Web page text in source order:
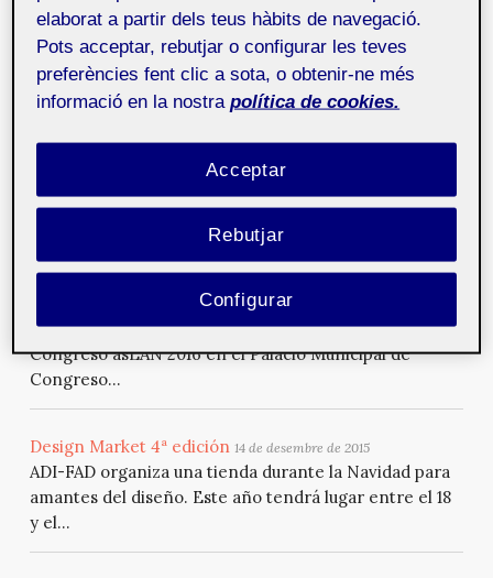
conocer el diseño de experiencias lúdicas con una
perspectiva de género.
3ª Jornada Industria 4.0 2 de setembre
Jornada que incluye actividades enfocadas a todas
aquellas personas interesadas en conocer el
funcionamiento d...
asLAN2016 Tecnologías para impulsar la
7 d'abril de 2016
Entre el 13 y el 14 de abril de 2016 se celebrará el
Congreso asLAN 2016 en el Palacio Municipal de
Congreso...
Design Market 4ª edición 14 de desembre de 2015
ADI-FAD organiza una tienda durante la Navidad para
amantes del diseño. Este año tendrá lugar entre el 18
y el...
elaborat a partir dels teus hàbits de navegació.
Pots acceptar, rebutjar o configurar les teves
preferències fent clic a sota, o obtenir-ne més
informació en la nostra política de cookies.
Rebutjar
Acceptar
Configurar